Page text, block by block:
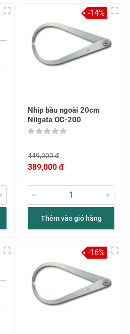
Nhíp bầu ngoài 20cm
Niigata OC-200
449,000 đ
389,000 đ
Thêm vào giỏ hàng
-14%
-16%